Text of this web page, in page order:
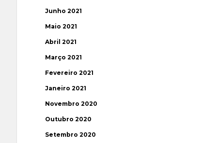
Junho 2021
Maio 2021
Abril 2021
Março 2021
Fevereiro 2021
Janeiro 2021
Novembro 2020
Outubro 2020
Setembro 2020